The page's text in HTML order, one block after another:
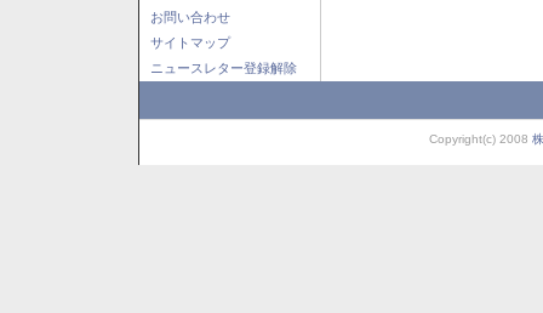
お問い合わせ
サイトマップ
ニュースレター登録解除
Copyright(c) 2008